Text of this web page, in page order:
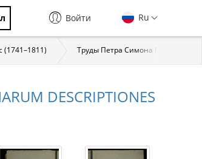
Ru
Войти
Труды Петра Симона Палласа
DESCRIPTIONES